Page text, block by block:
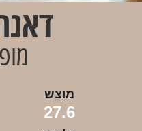
מוצש
27.6